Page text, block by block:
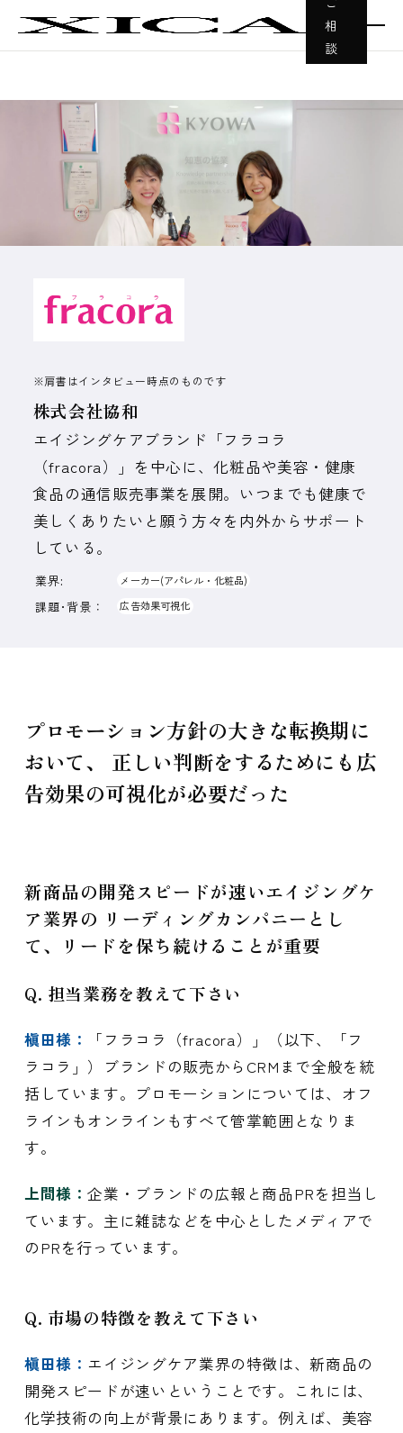
相
談
※肩書はインタビュー時点のものです
株式会社協和
エイジングケアブランド「フラコラ
（fracora）」を中心に、化粧品や美容・健康
食品の通信販売事業を展開。いつまでも健康で
美しくありたいと願う方々を内外からサポート
している。
業界: メーカー(アパレル・化粧品)
課題･背景： 広告効果可視化
プロモーション方針の大きな転換期に
おいて、 正しい判断をするためにも広
告効果の可視化が必要だった
新商品の開発スピードが速いエイジングケ
ア業界の リーディングカンパニーとし
て、リードを保ち続けることが重要
Q. 担当業務を教えて下さい
槇田様：
「フラコラ（fracora）」（以下、「フ
ラコラ」）ブランドの販売からCRMまで全般を統
括しています。プロモーションについては、オフ
ラインもオンラインもすべて管掌範囲となりま
す。
上間様：企業・ブランドの広報と商品PRを担当し
ています。主に雑誌などを中心としたメディアで
のPRを行っています。
Q. 市場の特徴を教えて下さい
槇田様： エイジングケア業界の特徴は、新商品の
開発スピードが速いということです。これには、
化学技術の向上が背景にあります。例えば、美容